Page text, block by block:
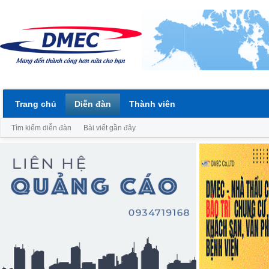
Trang chủ Diễn đàn
Tìm kiếm diễn đàn Bài viết gần đây
Thành viên